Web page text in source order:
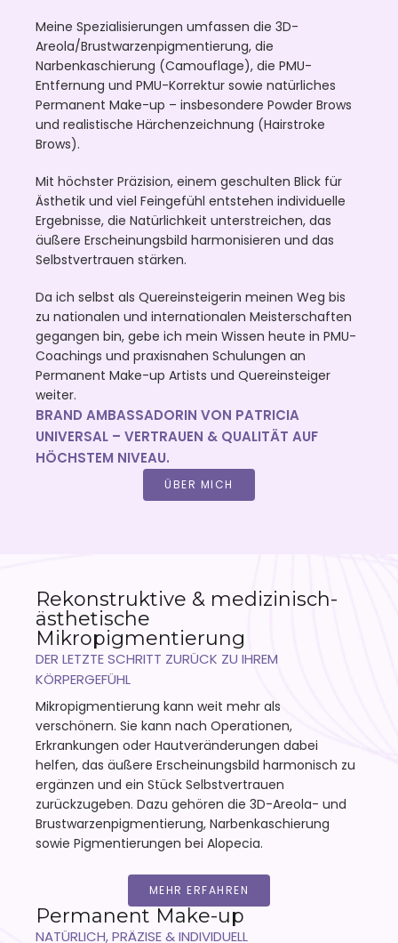
Meine Spezialisierungen umfassen die 3D-
Areola/Brustwarzenpigmentierung, die
Narbenkaschierung (Camouflage), die PMU-
Entfernung und PMU-Korrektur sowie natürliches
Permanent Make-up – insbesondere Powder Brows
und realistische Härchenzeichnung (Hairstroke
Brows).
Mit höchster Präzision, einem geschulten Blick für
Ästhetik und viel Feingefühl entstehen individuelle
Ergebnisse, die Natürlichkeit unterstreichen, das
äußere Erscheinungsbild harmonisieren und das
Selbstvertrauen stärken.
Da ich selbst als Quereinsteigerin meinen Weg bis
zu nationalen und internationalen Meisterschaften
gegangen bin, gebe ich mein Wissen heute in PMU-
Coachings und praxisnahen Schulungen an
Permanent Make-up Artists und Quereinsteiger
weiter.
BRAND AMBASSADORIN VON PATRICIA
UNIVERSAL – VERTRAUEN & QUALITÄT AUF
HÖCHSTEM NIVEAU.
ÜBER MICH
Rekonstruktive & medizinisch-
ästhetische
Mikropigmentierung
DER LETZTE SCHRITT ZURÜCK ZU IHREM
KÖRPERGEFÜHL
Mikropigmentierung kann weit mehr als
verschönern. Sie kann nach Operationen,
Erkrankungen oder Hautveränderungen dabei
helfen, das äußere Erscheinungsbild harmonisch zu
ergänzen und ein Stück Selbstvertrauen
zurückzugeben. Dazu gehören die 3D-Areola- und
Brustwarzenpigmentierung, Narbenkaschierung
sowie Pigmentierungen bei Alopecia.
MEHR ERFAHREN
Permanent Make-up
NATÜRLICH, PRÄZISE & INDIVIDUELL